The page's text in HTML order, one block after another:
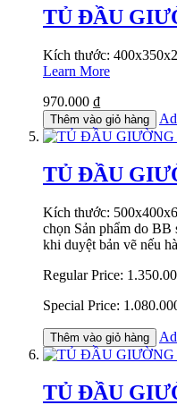
TỦ ĐẦU
Kích thước:
Learn More
970.000 ₫
Thêm vào giỏ hàng
TỦ ĐẦU
Kích thước:
chọn Sản phẩm do
khi duyệt bản vẽ nếu
Regular Price:
Special Price:
Thêm vào giỏ hàng
TỦ ĐẦU